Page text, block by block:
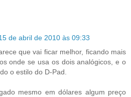
de abril de 2010 às 09:33
que vai ficar melhor, ficando mais
onde se usa os dois analógicos, e o
o estilo do D-Pad.
mesmo em dólares algum preço